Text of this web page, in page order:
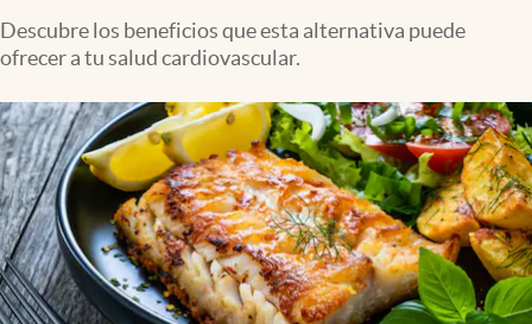
Lifestyle
USA
Descubre los beneficios que esta alternativa puede
ofrecer a tu salud cardiovascular.